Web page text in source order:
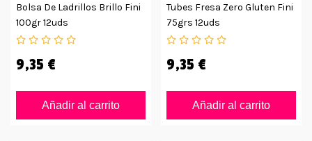
Bolsa De Ladrillos Brillo Fini
100gr 12uds
9,35 €
Añadir al carrito
Tubes Fresa Zero Gluten Fini
75grs 12uds
9,35 €
Añadir al carrito